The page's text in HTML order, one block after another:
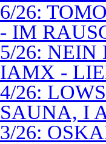
6/26:
- IM
5/26:
IAMX -
4/26:
SAUNA, I
3/26: